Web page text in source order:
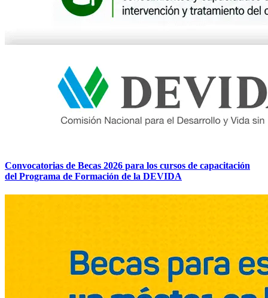
Convocatorias de Becas 2026 para los cursos de capacitación
del Programa de Formación de la DEVIDA